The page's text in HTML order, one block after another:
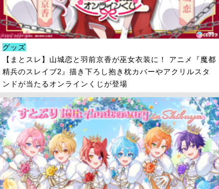
グッズ
【まとスレ】山城恋と羽前京香が巫女衣装に！ アニメ『魔都
精兵のスレイブ2』描き下ろし抱き枕カバーやアクリルスタ
ンドが当たるオンラインくじが登場